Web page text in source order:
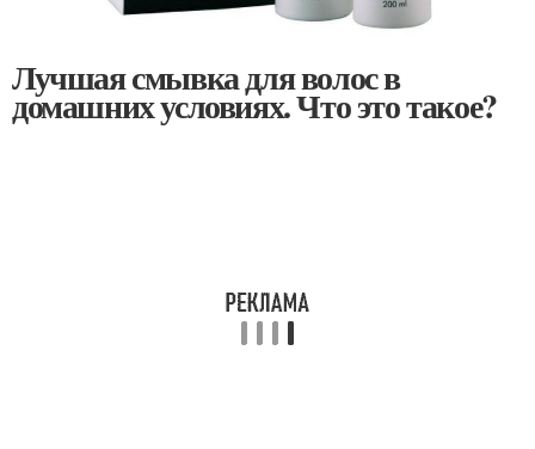
Лучшая смывка для волос в
домашних условиях. Что это такое?